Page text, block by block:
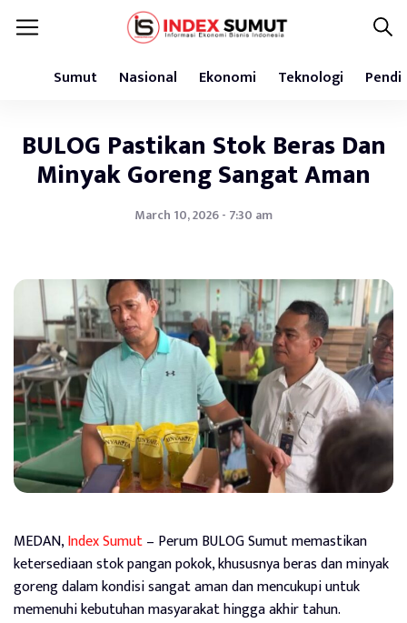
Sumut Nasional Ekonomi Teknologi
BULOG Pastikan Stok Beras Dan
Minyak Goreng Sangat Aman
March 10, 2026 - 7:30 am
MEDAN,Index Sumut– Perum BULOG Sumut memastikan
ketersediaan stok pangan pokok, khususnya beras dan minyak
goreng dalam kondisi sangat aman dan mencukupi untuk
memenuhi kebutuhan masyarakat hingga akhir tahun.